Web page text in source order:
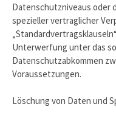
Datenschutzniveaus oder
spezieller vertraglicher
Unterwerfung unter das
Datenschutzabkommen
Voraussetzungen.
Löschung von Daten und